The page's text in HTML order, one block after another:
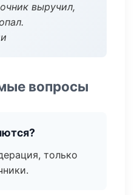
выручил,
вопросы
только